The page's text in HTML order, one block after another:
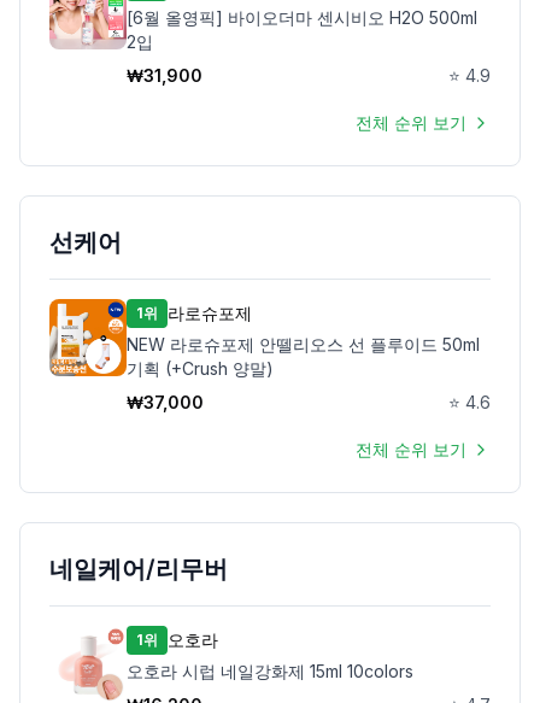
[6월 올영픽] 바이오더마 센시비오 H2O 500ml
2입
₩31,900 ⭐ 4.9
전체 순위 보기
선케어
1위
라로슈포제
NEW 라로슈포제 안뗄리오스 선 플루이드 50ml
기획 (+Crush 양말)
₩37,000 ⭐ 4.6
전체 순위 보기
네일케어/리무버
1위
오호라
오호라 시럽 네일강화제 15ml 10colors